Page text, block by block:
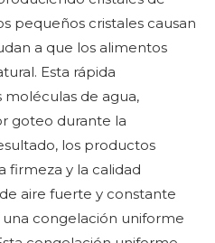
pequeños cristales causan
a que los alimentos
Esta rápida
de agua,
goteo durante la
los productos
firmeza y la calidad
aire fuerte y constante
congelación uniforme